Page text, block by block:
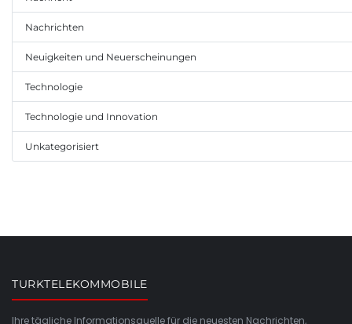
Nachrichten
Neuigkeiten und Neuerscheinungen
Technologie
Technologie und Innovation
Unkategorisiert
TURKTELEKOMMOBILE
Ihre tägliche Informationsquelle für die neuesten Nachrichten,